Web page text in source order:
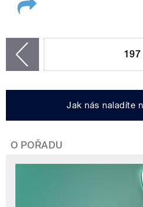
197
Jak nás naladíte
O POŘADU